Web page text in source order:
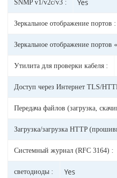
SNMP v1/v2c/v3 : Yes
Зеркальное отображение портов :
Зеркальное отображение портов
Утилита для проверки кабеля :
Доступ через Интернет TLS/
Передача файлов (загрузка,
Загрузка/загрузка HTTP
Системный журнал (RFC 3164) :
светодиоды : Yes